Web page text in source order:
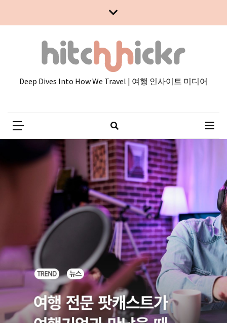
카
테
고
리
칼럼
92
인터뷰
3
Deep Dives Into How We Travel | 여행 인사이트 미디어